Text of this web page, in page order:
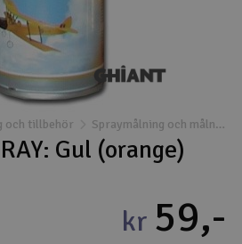
och tillbehör Spraymålning och målning
Gul (orange)
kr 59,-